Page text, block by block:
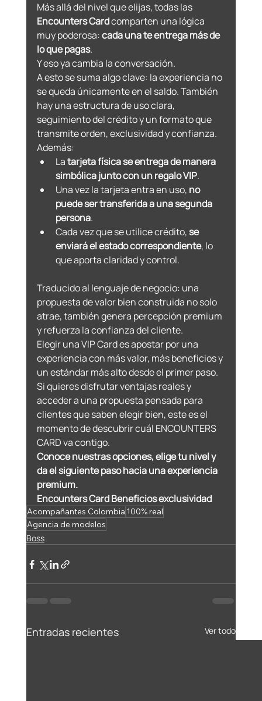
Más allá del nivel que elijas, todas las
Encounters Card comparten una lógica
muy poderosa: cada una te entrega más de
lo que pagas.
Y eso ya cambia la conversación.
A esto se suma algo clave: la experiencia no
se queda únicamente en el saldo. También
hay una estructura de uso clara,
seguimiento del crédito y un formato que
transmite orden, exclusividad y confianza.
Además:
La tarjeta física se entrega de manera
simbólica junto con un regalo VIP.
Una vez la tarjeta entra en uso, no
puede ser transferida a una segunda
persona.
Cada vez que se utilice crédito, se
enviará el estado correspondiente, lo
que aporta claridad y control.
Traducido al lenguaje de negocio: una
propuesta de valor bien construida no solo
atrae, también genera percepción premium
y refuerza la confianza del cliente.
Elegir una VIP Card es apostar por una
experiencia con más valor, más beneficios y
un estándar más alto desde el primer paso.
Si quieres disfrutar ventajas reales y
acceder a una propuesta pensada para
clientes que saben elegir bien, este es el
momento de descubrir cuál ENCOUNTERS
CARD va contigo.
Conoce nuestras opciones, elige tu nivel y
da el siguiente paso hacia una experiencia
premium.
Encounters Card Beneficios exclusividad
Acompañantes Colombia 100% real
Agencia de modelos
Boss
Entradas recientes Ver todo